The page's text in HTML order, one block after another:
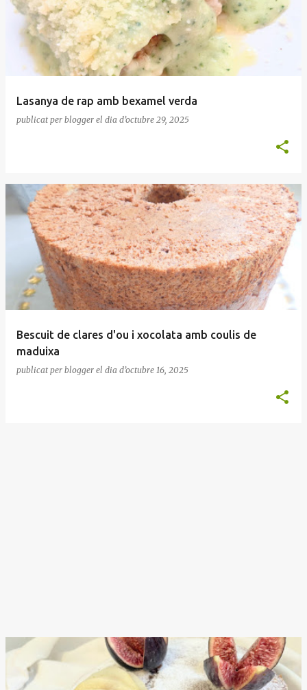
Lasanya de rap amb bexamel verda
publicat per blogger el dia d’octubre 29, 2025
Bescuit de clares d'ou i xocolata amb coulis de
maduixa
publicat per blogger el dia d’octubre 16, 2025